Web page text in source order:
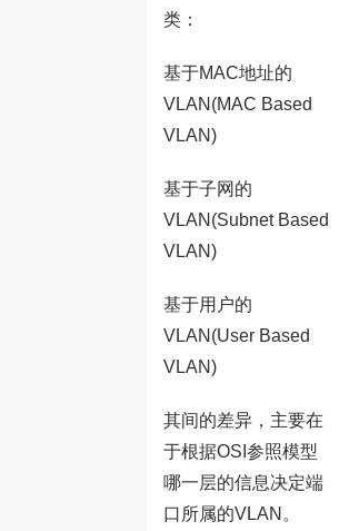
类：
基于MAC地址的
VLAN(MAC Based
VLAN)
基于子网的
VLAN(Subnet Based
VLAN)
基于用户的
VLAN(User Based
VLAN)
其间的差异，主要在
于根据OSI参照模型
哪一层的信息决定端
口所属的VLAN。